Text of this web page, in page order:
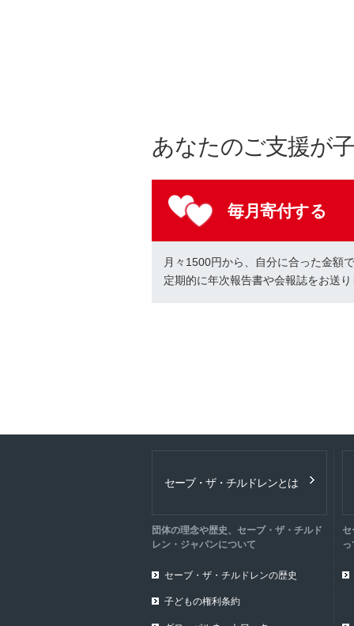
あなたのご支援が
毎月寄付する
月々1500円から、自分に合った金額
定期的に年次報告書や会報誌をお送り
セーブ・ザ・チルドレンとは
団体の理念や歴史、セーブ・ザ・チルド
レン・ジャパンについて
セーブ・ザ・チルドレンの歴史
子どもの権利条約